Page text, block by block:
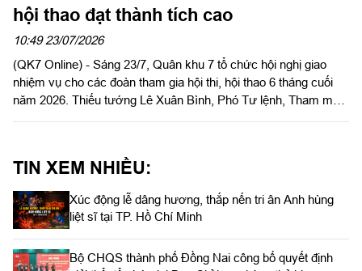
hội thao đạt thành tích cao
10:49 23/07/2026
(QK7 Online) - Sáng 23/7, Quân khu 7 tổ chức hội nghị giao
nhiệm vụ cho các đoàn tham gia hội thi, hội thao 6 tháng cuối
năm 2026. Thiếu tướng Lê Xuân Bình, Phó Tư lệnh, Tham mưu
TIN XEM NHIỀU:
Xúc động lễ dâng hương, thắp nến tri ân Anh hùng
liệt sĩ tại TP. Hồ Chí Minh
Bộ CHQS thành phố Đồng Nai công bố quyết định